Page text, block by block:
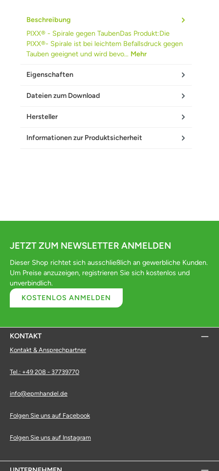
Beschreibung
PIXX® - Spirale gegen TaubenDas Produkt:Die
PIXX®- Spirale ist bei leichtem Befallsdruck gegen
Tauben geeignet und wird bevo… Mehr
Eigenschaften
Dateien zum Download
Hersteller
Informationen zur Produktsicherheit
JETZT ZUM NEWSLETTER ANMELDEN
Dieser Shop richtet sich ausschließlich an gewerbliche Kunden.
Um Preise anzuzeigen, registrieren Sie sich kostenlos und
unverbindlich.
KOSTENLOS ANMELDEN
KONTAKT
Kontakt & Ansprechpartner
Tel.: +49 208 - 37739770
info@epmhandel.de
Folgen Sie uns auf Facebook
Folgen Sie uns auf Instagram